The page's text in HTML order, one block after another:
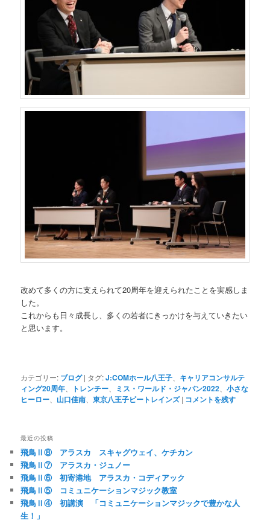
改めて多くの方に支えられて20周年を迎えられたことを実感しま
した。
これからも日々成長し、多くの若者にきっかけを与えていきたい
と思います。
カテゴリー: ブログ | タグ:J:COMホール八王子
キャリアコンサルテ
ィング20周年
トレンチー ミス・ワールド・ジャパン2022 、小さな
ヒーロー
山口佳南 、東京八王子ビートレインズ | コメントを残す
最近の投稿
飛鳥Ⅱ⑧ アラスカ スキャグウェイ、ケチカン
飛鳥Ⅱ⑦ アラスカ・ジュノー
飛鳥Ⅱ⑥ 初寄港地 アラスカ・コディアック
飛鳥Ⅱ⑤ コミュニケーションマジック教室
飛鳥Ⅱ④ 初講演 「コミュニケーションマジックで豊かな人
生！」